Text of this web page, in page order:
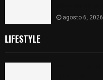
agosto 6, 2026
LIFESTYLE